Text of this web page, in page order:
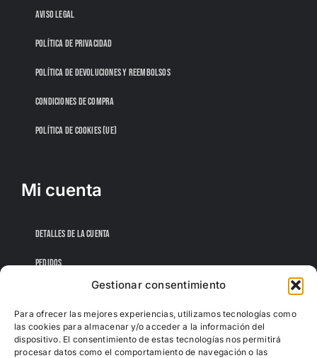
Gestionar consentimiento
Para ofrecer las mejores experiencias, utilizamos tecnologías como
las cookies para almacenar y/o acceder a la información del
dispositivo. El consentimiento de estas tecnologías nos permitirá
procesar datos como el comportamiento de navegación o las
AVISO LEGAL
POLÍTICA DE PRIVACIDAD
POLÍTICA DE DEVOLUCIONES Y REEMBOLSOS
CONDICIONES DE COMPRA
POLÍTICA DE COOKIES (UE)
Mi cuenta
DETALLES DE LA CUENTA
PEDIDOS
CONTRASEÑA PERDIDA